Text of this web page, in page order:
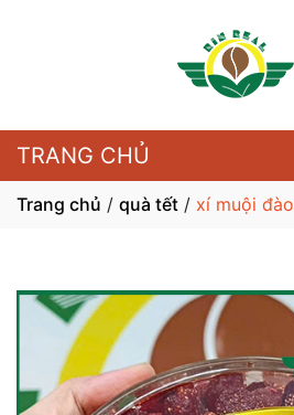
TRANG CHỦ
Trang chủ / quà tết / xí muội đào